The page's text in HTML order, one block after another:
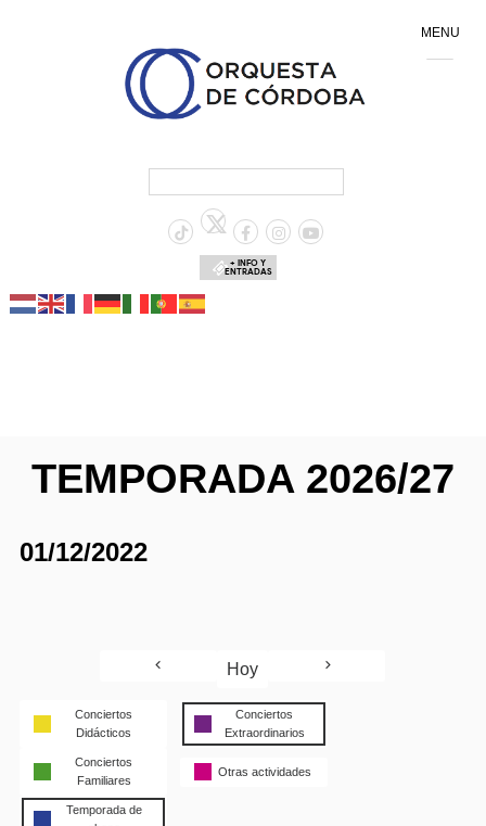
+ INFO Y
ENTRADAS
TEMPORADA 2026/27
01/12/2022
Hoy
Conciertos
Didácticos
Conciertos
Extraordinarios
Conciertos
Familiares
Otras actividades
Temporada de
MENU